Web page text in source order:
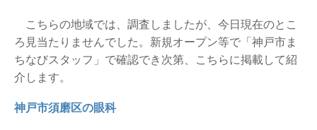
こちらの地域では、調査しましたが、今日現在のとこ
ろ見当たりませんでした。新規オープン等で「神戸市ま
ちなびスタッフ」で確認でき次第、こちらに掲載して紹
介します。
神戸市須磨区の眼科